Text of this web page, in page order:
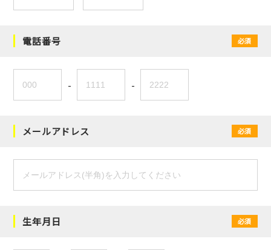
電話番号 必須
- -
メールアドレス 必須
生年月日 必須